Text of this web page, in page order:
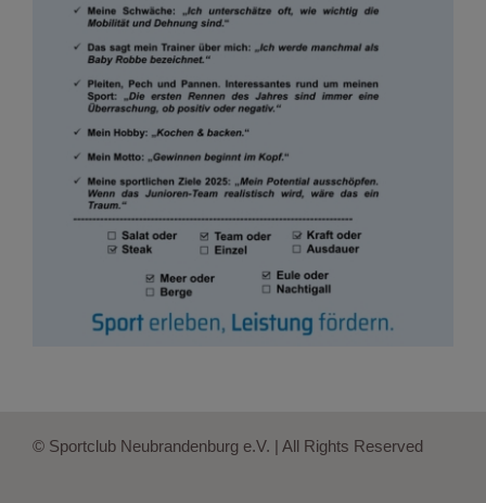
© Sportclub Neubrandenburg e.V. | All Rights Reserved